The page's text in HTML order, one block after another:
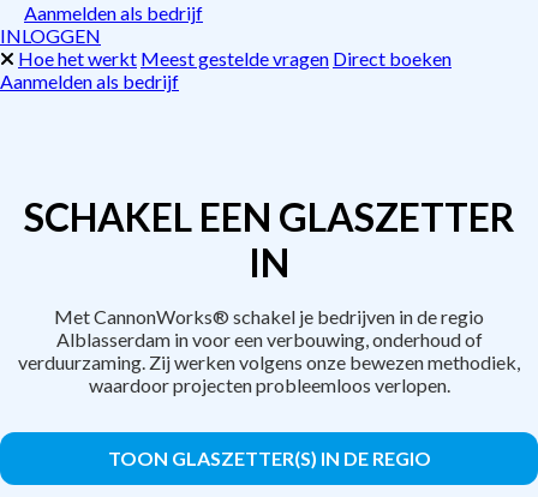
Aanmelden als bedrijf
INLOGGEN
Hoe het werkt Meest gestelde vragen Direct boeken
Aanmelden als bedrijf
SCHAKEL EEN GLASZETTER
IN
Met CannonWorks® schakel je bedrijven in de regio
Alblasserdam in voor een verbouwing, onderhoud of
verduurzaming. Zij werken volgens onze bewezen methodiek,
waardoor projecten probleemloos verlopen.
TOON GLASZETTER(S) IN DE REGIO